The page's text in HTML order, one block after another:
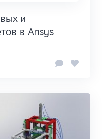
и
в Ansys